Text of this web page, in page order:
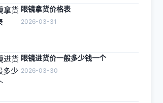
眼镜拿货价格表
2026-03-31
眼镜进货价一般多少钱一个
2026-03-30